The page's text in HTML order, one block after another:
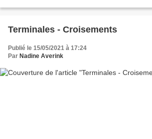
Terminales - Croisements
Publié le 15/05/2021 à 17:24
Par Nadine Averink